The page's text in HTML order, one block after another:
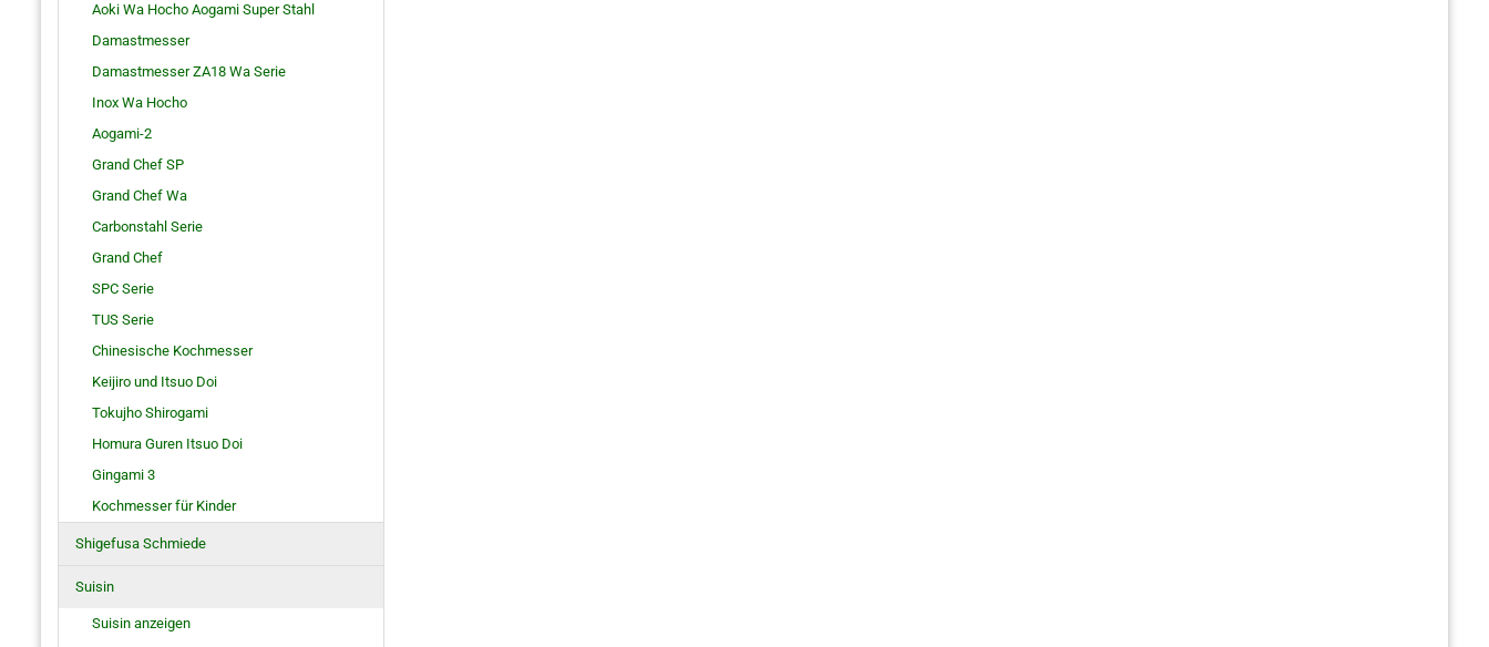
Aoki Wa Hocho Aogami Super Stahl
Damastmesser
Damastmesser ZA18 Wa Serie
Inox Wa Hocho
Aogami-2
Grand Chef SP
Grand Chef Wa
Carbonstahl Serie
Grand Chef
SPC Serie
TUS Serie
Chinesische Kochmesser
Keijiro und Itsuo Doi
Tokujho Shirogami
Homura Guren Itsuo Doi
Gingami 3
Kochmesser für Kinder
Shigefusa Schmiede
Suisin
Suisin anzeigen